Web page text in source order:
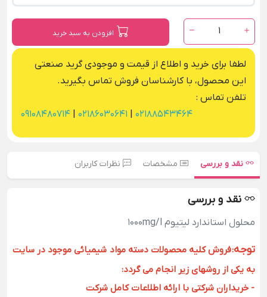
1 افزودن به سبد خرید
لطفا برای خرید و اطلاع از قیمت و موجودی گرید صنعتی
این محصول، با کارشناسان فروش تماس بگیرید.
تلفن تماس :
02188543464
02186030641
09108480714
نقد و بررسی مشخصات نظرات کاربران
نقد و بررسی
محلول استاندارد لیتیوم 1000mg/l
توجه:فروش کلیه محصولات دسته مواد شیمیائی موجود در سایت
به یکی از روشهای زیر انجام می گردد:
- خریداران شرکتی با ارائه اطلاعات کامل شرکت